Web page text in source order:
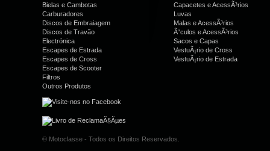
Bielas e Cambotas
Carburadores
Discos de Embraiagem
Discos de Travão
Electrónica
Escapes de Estrada
Escapes de Cross
Escapes de Scooter
Filtros
Outros Produtos
Capacetes e AcessÃ³rios
Luvas
Malas e AcessÃ³rios
Ã“culos e AcessÃ³rios
Sacos e Capas
VestuÃ¡rio de Cross
VestuÃ¡rio de Estrada
© Motoclasse - Todos os Direitos Reservados.